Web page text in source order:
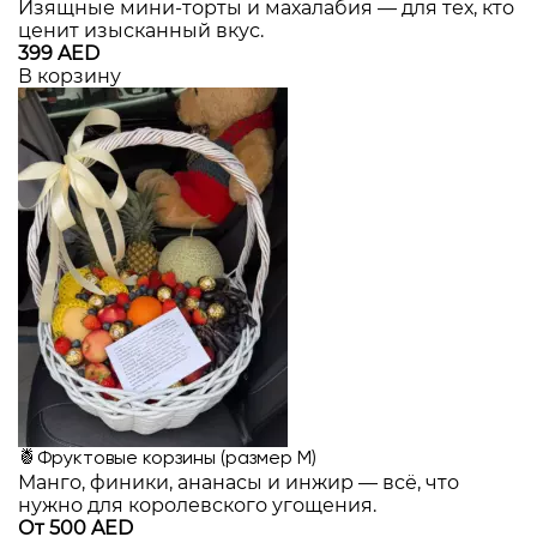
Изящные мини-торты и махалабия — для тех, кто
ценит изысканный вкус.
399 AED
В корзину
🍍Фруктовые корзины (размер M)
Манго, финики, ананасы и инжир — всё, что
нужно для королевского угощения.
От 500 AED